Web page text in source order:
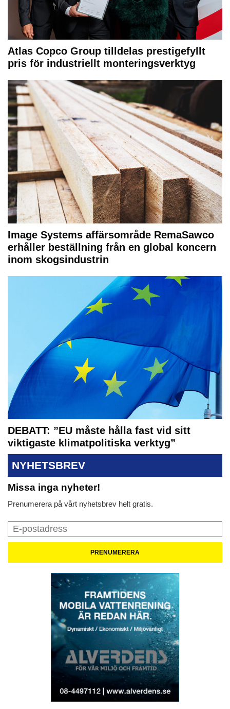
Atlas Copco Group tilldelas prestigefyllt
pris för industriellt monteringsverktyg
Image Systems affärsområde RemaSawco
erhåller beställning från en global koncern
inom skogsindustrin
DEBATT: ”EU måste hålla fast vid sitt
viktigaste klimatpolitiska verktyg”
NYHETSBREV
Missa inga nyheter!
Prenumerera på vårt nyhetsbrev helt gratis.